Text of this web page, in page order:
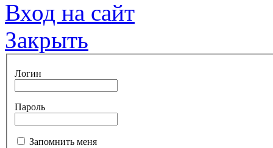
Вход на сайт
Закрыть
Логин
Пароль
Запомнить меня